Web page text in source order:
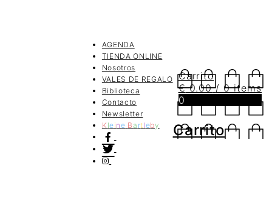
AGENDA
TIENDA ONLINE
Nosotros
VALES DE REGALO
Biblioteca
Contacto
Newsletter
K leine Ba rtleby
Carrito
€0.00 / 0 items
0
Carrito